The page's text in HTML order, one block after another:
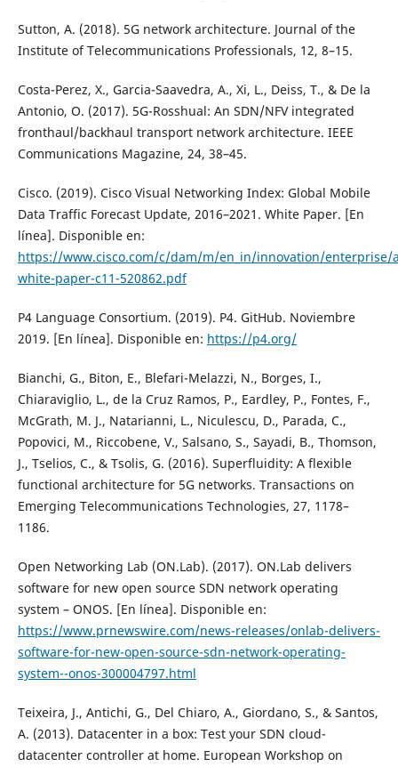
Sutton, A. (2018). 5G network architecture. Journal of the
Institute of Telecommunications Professionals, 12, 8–15.
Costa-Perez, X., Garcia-Saavedra, A., Xi, L., Deiss, T., & De la
Antonio, O. (2017). 5G-Rosshual: An SDN/NFV integrated
fronthaul/backhaul transport network architecture. IEEE
Communications Magazine, 24, 38–45.
Cisco. (2019). Cisco Visual Networking Index: Global Mobile
Data Traffic Forecast Update, 2016–2021. White Paper. [En
línea]. Disponible en:
https://www.cisco.com/c/dam/m/en_in/innovation/enterprise/
white-paper-c11-520862.pdf
P4 Language Consortium. (2019). P4. GitHub. Noviembre
2019. [En línea]. Disponible en: https://p4.org/
Bianchi, G., Biton, E., Blefari-Melazzi, N., Borges, I.,
Chiaraviglio, L., de la Cruz Ramos, P., Eardley, P., Fontes, F.,
McGrath, M. J., Natarianni, L., Niculescu, D., Parada, C.,
Popovici, M., Riccobene, V., Salsano, S., Sayadi, B., Thomson,
J., Tselios, C., & Tsolis, G. (2016). Superfluidity: A flexible
functional architecture for 5G networks. Transactions on
Emerging Telecommunications Technologies, 27, 1178–
1186.
Open Networking Lab (ON.Lab). (2017). ON.Lab delivers
software for new open source SDN network operating
system – ONOS. [En línea]. Disponible en:
https://www.prnewswire.com/news-releases/onlab-delivers-
software-for-new-open-source-sdn-network-operating-
system--onos-300004797.html
Teixeira, J., Antichi, G., Del Chiaro, A., Giordano, S., & Santos,
A. (2013). Datacenter in a box: Test your SDN cloud-
datacenter controller at home. European Workshop on